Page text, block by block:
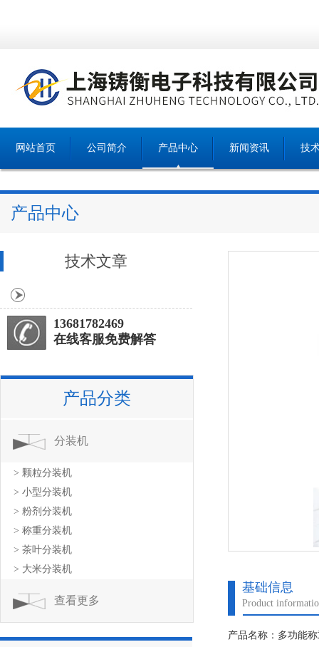
网站首页 公司简介 产品中心 新闻资讯 技
产品中心
基础信息
Product
产品名称：多功能
技术文章
13681782469
在线客服免费解答
产品分类
分装机
> 颗粒分装机
> 小型分装机
> 粉剂分装机
> 称重分装机
> 茶叶分装机
> 大米分装机
查看更多